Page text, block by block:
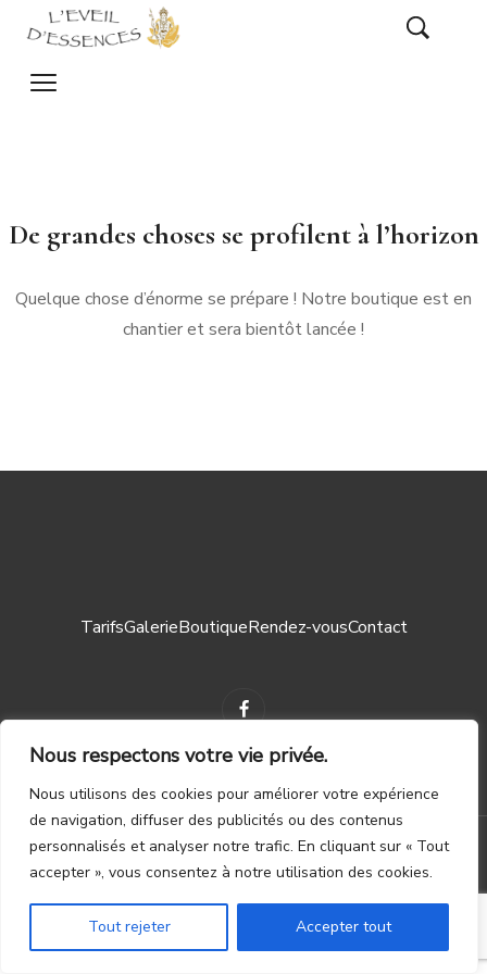
Nous respectons votre vie privée.
Nous utilisons des cookies pour améliorer votre expérience
de navigation, diffuser des publicités ou des contenus
personnalisés et analyser notre trafic. En cliquant sur « Tout
accepter », vous consentez à notre utilisation des cookies.
Tout rejeter Accepter tout
De grandes choses se profilent à l’horizon
Quelque chose d’énorme se prépare ! Notre boutique est en
chantier et sera bientôt lancée !
TarifsGalerieBoutiqueRendez-vousContact
Mentions légales ┃CGV
© 2023 – TOUS DROITS RÉSERVÉS. CRÉATION PAR
WAPIX.BE